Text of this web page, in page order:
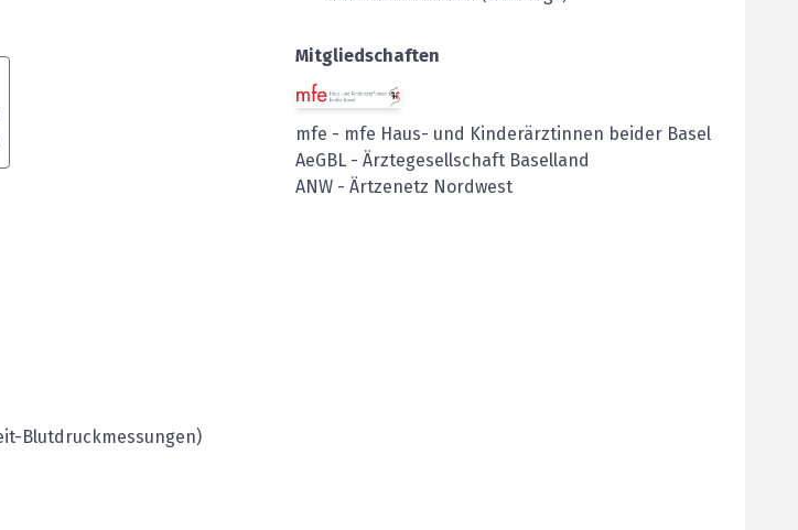
Blutdruckmessungen)
Mitgliedschaften
mfe - mfe Haus- und Kinderärztinnen beider Basel
AeGBL - Ärztegesellschaft Baselland
ANW - Ärtzenetz Nordwest